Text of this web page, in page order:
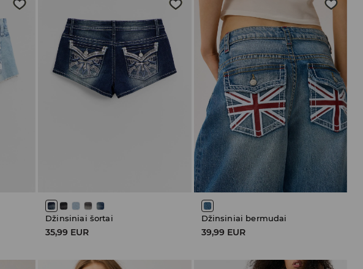
Džinsiniai šortai
35,99 EUR
Džinsiniai bermudai
39,99 EUR